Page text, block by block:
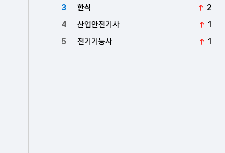
순위
3 한식
2
순위
4 산업안전기사
1
순위
5 전기기능사 1